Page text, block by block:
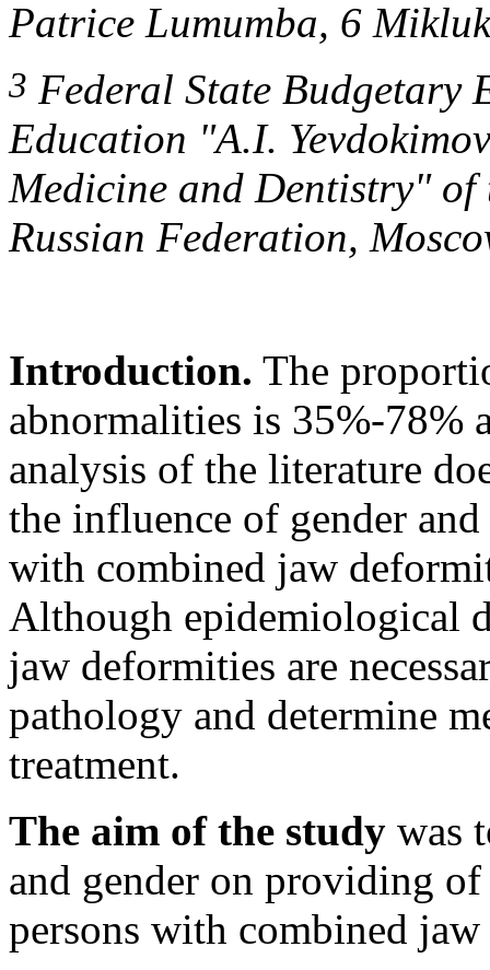
Patrice Lumumba, 6
3 Federal State
Education "A.I.
Medicine and Dentistry"
Russian Federation,
Introduction. The
abnormalities is 35%-78%
analysis of the literature
the influence of gender
with combined jaw
Although epidemiological
jaw deformities are
pathology and determine
treatment.
The aim of the study was
and gender on providing
persons with combined